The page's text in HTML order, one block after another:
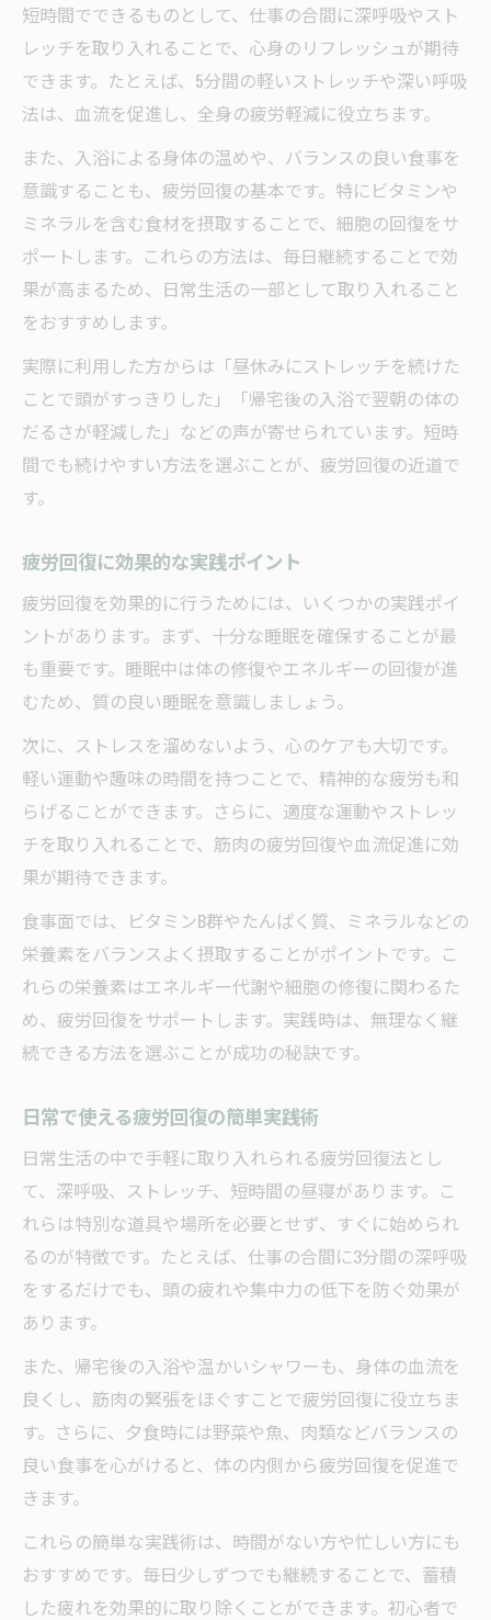
短時間でできるものとして、仕事の合間に深呼吸やスト
レッチを取り入れることで、心身のリフレッシュが期待
できます。たとえば、5分間の軽いストレッチや深い呼吸
法は、血流を促進し、全身の疲労軽減に役立ちます。
また、入浴による身体の温めや、バランスの良い食事を
意識することも、疲労回復の基本です。特にビタミンや
ミネラルを含む食材を摂取することで、細胞の回復をサ
ポートします。これらの方法は、毎日継続することで効
果が高まるため、日常生活の一部として取り入れること
をおすすめします。
実際に利用した方からは「昼休みにストレッチを続けた
ことで頭がすっきりした」「帰宅後の入浴で翌朝の体の
だるさが軽減した」などの声が寄せられています。短時
間でも続けやすい方法を選ぶことが、疲労回復の近道で
す。
疲労回復に効果的な実践ポイント
疲労回復を効果的に行うためには、いくつかの実践ポイ
ントがあります。まず、十分な睡眠を確保することが最
も重要です。睡眠中は体の修復やエネルギーの回復が進
むため、質の良い睡眠を意識しましょう。
次に、ストレスを溜めないよう、心のケアも大切です。
軽い運動や趣味の時間を持つことで、精神的な疲労も和
らげることができます。さらに、適度な運動やストレッ
チを取り入れることで、筋肉の疲労回復や血流促進に効
果が期待できます。
食事面では、ビタミンB群やたんぱく質、ミネラルなどの
栄養素をバランスよく摂取することがポイントです。こ
れらの栄養素はエネルギー代謝や細胞の修復に関わるた
め、疲労回復をサポートします。実践時は、無理なく継
続できる方法を選ぶことが成功の秘訣です。
日常で使える疲労回復の簡単実践術
日常生活の中で手軽に取り入れられる疲労回復法とし
て、深呼吸、ストレッチ、短時間の昼寝があります。こ
れらは特別な道具や場所を必要とせず、すぐに始められ
るのが特徴です。たとえば、仕事の合間に3分間の深呼吸
をするだけでも、頭の疲れや集中力の低下を防ぐ効果が
あります。
また、帰宅後の入浴や温かいシャワーも、身体の血流を
良くし、筋肉の緊張をほぐすことで疲労回復に役立ちま
す。さらに、夕食時には野菜や魚、肉類などバランスの
良い食事を心がけると、体の内側から疲労回復を促進で
きます。
これらの簡単な実践術は、時間がない方や忙しい方にも
おすすめです。毎日少しずつでも継続することで、蓄積
した疲れを効果的に取り除くことができます。初心者で